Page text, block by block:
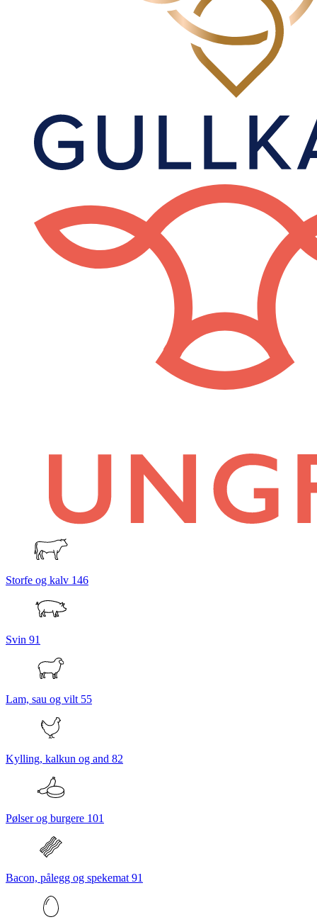
Storfe og kalv 146
Svin 91
Lam, sau og vilt 55
Kylling, kalkun og and 82
Pølser og burgere 101
Bacon, pålegg og spekemat 91